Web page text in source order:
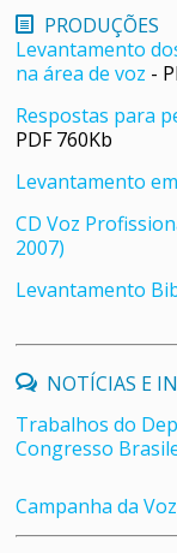
PRODUÇÕES
Levantamento
na área de voz -
Respostas para
PDF 760Kb
Levantamento
CD Voz
2007)
Levantamento
NOTÍCIAS E
Trabalhos do
Congresso
Campanha da